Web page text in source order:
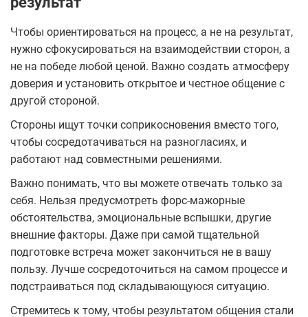
Чтобы ориентироваться на процесс, а не на результат,
нужно сфокусироваться на взаимодействии сторон, а
не на победе любой ценой. Важно создать атмосферу
доверия и установить открытое и честное общение с
другой стороной.
Стороны ищут точки соприкосновения вместо того,
чтобы сосредотачиваться на разногласиях, и
работают над совместными решениями.
Важно понимать, что вы можете отвечать только за
себя. Нельзя предусмотреть форс-мажорные
обстоятельства, эмоциональные вспышки, другие
внешние факторы. Даже при самой тщательной
подготовке встреча может закончиться не в вашу
пользу. Лучше сосредоточиться на самом процессе и
подстраиваться под складывающуюся ситуацию.
Стремитесь к тому, чтобы результатом общения стали